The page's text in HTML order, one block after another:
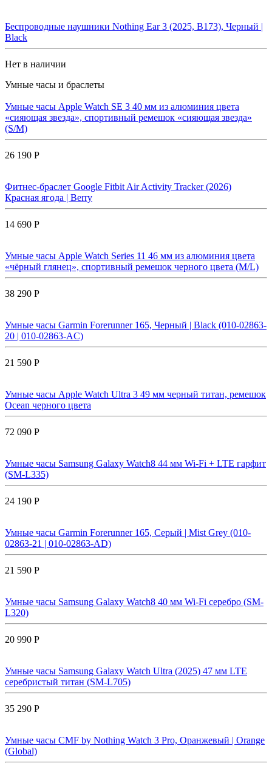
Беспроводные наушники Nothing Ear 3 (2025, B173), Черный |
Black
Нет в наличии
Умные часы и браслеты
Умные часы Apple Watch SE 3 40 мм из алюминия цвета
«сияющая звезда», спортивный ремешок «сияющая звезда»
(S/M)
26 190 Р
Фитнес-браслет Google Fitbit Air Activity Tracker (2026)
Красная ягода | Berry
14 690 Р
Умные часы Apple Watch Series 11 46 мм из алюминия цвета
«чёрный глянец», спортивный ремешок черного цвета (M/L)
38 290 Р
Умные часы Garmin Forerunner 165, Черный | Black (010-02863-
20 | 010-02863-AC)
21 590 Р
Умные часы Apple Watch Ultra 3 49 мм черный титан, ремешок
Ocean черного цвета
72 090 Р
Умные часы Samsung Galaxy Watch8 44 мм Wi-Fi + LTE гарфит
(SM-L335)
24 190 Р
Умные часы Garmin Forerunner 165, Серый | Mist Grey (010-
02863-21 | 010-02863-AD)
21 590 Р
Умные часы Samsung Galaxy Watch8 40 мм Wi-Fi серебро (SM-
L320)
20 990 Р
Умные часы Samsung Galaxy Watch Ultra (2025) 47 мм LTE
серебристый титан (SM-L705)
35 290 Р
Умные часы CMF by Nothing Watch 3 Pro, Оранжевый | Orange
(Global)